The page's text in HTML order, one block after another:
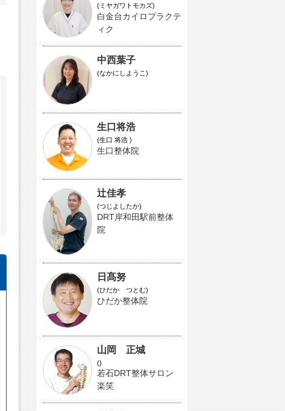
(ミヤガワトモカズ)
白金台カイロプラクテ
ィク
中西葉子
(なかにしようこ)
生口将浩
(生口 将浩 )
生口整体院
辻佳孝
(つじよしたか)
DRT岸和田駅前整体
院
日髙努
(ひだか つとむ)
ひだか整体院
山岡 正城
()
若石DRT整体サロン
楽笑